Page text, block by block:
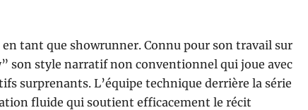
tant que showrunner. Connu pour son travail sur
son style narratif non conventionnel qui joue avec
surprenants. L’équipe technique derrière la série
fluide qui soutient efficacement le récit